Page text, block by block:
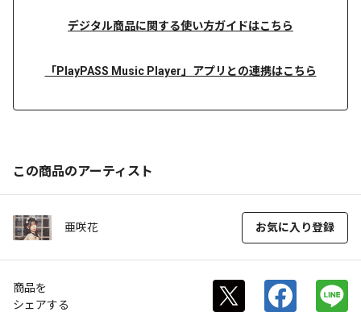
デジタル商品に関する使い方ガイドはこちら
「PlayPASS Music Player」アプリとの連携はこちら
この商品のアーティスト
亜咲花 お気に入り登録
商品を
シェアする